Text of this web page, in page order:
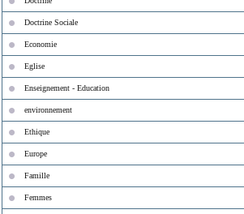
Doctrine Sociale
Economie
Eglise
Enseignement - Education
environnement
Ethique
Europe
Famille
Femmes